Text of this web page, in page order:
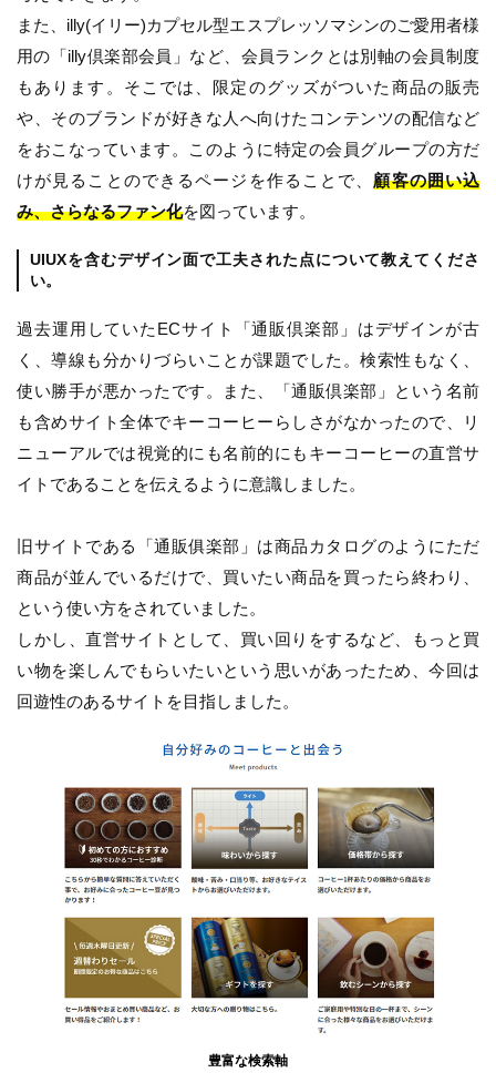
また、illy(イリー)カプセル型エスプレッソマシンのご愛用者様
用の「illy倶楽部会員」など、会員ランクとは別軸の会員制度
もあります。そこでは、限定のグッズがついた商品の販売
や、そのブランドが好きな人へ向けたコンテンツの配信など
をおこなっています。このように特定の会員グループの方だ
けが見ることのできるページを作ることで、顧客の囲い込
み、さらなるファン化を図っています。
UIUXを含むデザイン面で工夫された点について教えてくださ
い。
過去運用していたECサイト「通販倶楽部」はデザインが古
く、導線も分かりづらいことが課題でした。検索性もなく、
使い勝手が悪かったです。また、「通販倶楽部」という名前
も含めサイト全体でキーコーヒーらしさがなかったので、リ
ニューアルでは視覚的にも名前的にもキーコーヒーの直営サ
イトであることを伝えるように意識しました。
旧サイトである「通販俱楽部」は商品カタログのようにただ
商品が並んでいるだけで、買いたい商品を買ったら終わり、
という使い方をされていました。
しかし、直営サイトとして、買い回りをするなど、もっと買
い物を楽しんでもらいたいという思いがあったため、今回は
回遊性のあるサイトを目指しました。
豊富な検索軸